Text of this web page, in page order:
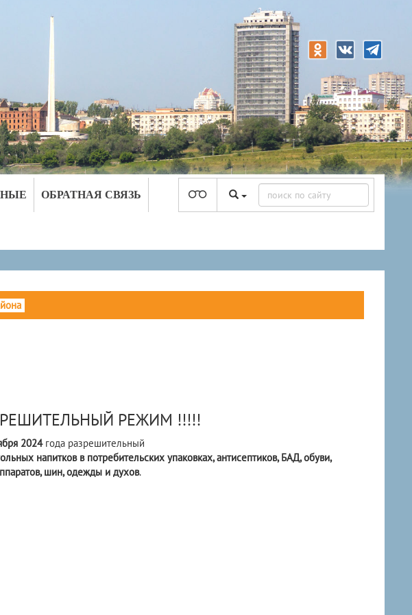
ОБРАТНАЯ СВЯЗЬ
РЕЖИМ !!!!!
2024 года разрешительный
напитков в потребительских упаковках, антисептиков, БАД, обуви,
шин, одежды и духов.